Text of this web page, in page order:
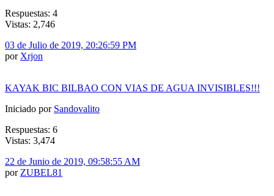
Respuestas: 4
Vistas: 2,746
03 de Julio de 2019, 20:26:59 PM
por Xrjon
KAYAK BIC BILBAO CON VIAS DE AGUA INVISIBLES!!!
Iniciado por Sandovalito
Respuestas: 6
Vistas: 3,474
22 de Junio de 2019, 09:58:55 AM
por ZUBEL81